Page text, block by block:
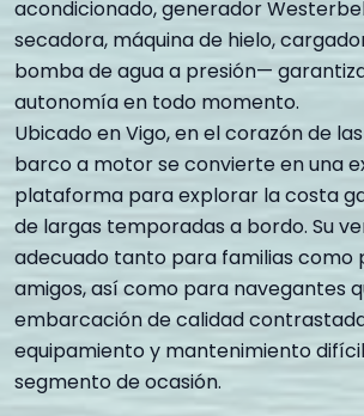
acondicionado, generador
secadora, máquina de hielo,
bomba de agua a presión—
autonomía en todo momento.
Ubicado en Vigo, en el corazón de
barco a motor se convierte en una
plataforma para explorar la costa
de largas temporadas a bordo. Su
adecuado tanto para familias como
amigos, así como para navegantes
embarcación de calidad
equipamiento y mantenimiento
segmento de ocasión.